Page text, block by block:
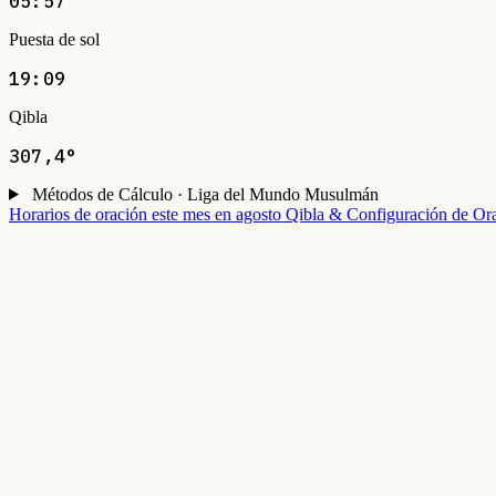
Puesta de sol
19:09
Qibla
307,4°
Métodos de Cálculo · Liga del Mundo Musulmán
Horarios de oración este mes en agosto Qibla & Configuración de